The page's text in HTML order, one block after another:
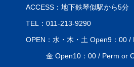
ACCESS：地下鉄琴似駅から5分
TEL：011-213-9290
OPEN：水・木・土 Open9：00
金 Open10：00 / Perm or